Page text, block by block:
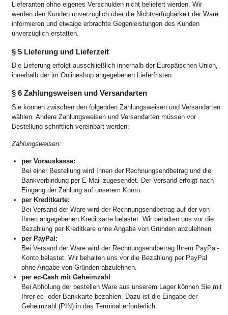
Lieferanten ohne eigenes Verschulden nicht beliefert werden. Wir
werden den Kunden unverzüglich über die Nichtverfügbarkeit der Ware
informieren und etwaige erbrachte Gegenleistungen des Kunden
unverzüglich erstatten.
§ 5 Lieferung und Lieferzeit
Die Lieferung erfolgt ausschließlich innerhalb der Europäischen Union,
innerhalb der im Onlineshop angegebenen Lieferfristen.
§ 6 Zahlungsweisen und Versandarten
Sie können zwischen den folgenden Zahlungsweisen und Versandarten
wählen. Andere Zahlungsweisen und Versandarten müssen vor
Bestellung schriftlich vereinbart werden:
Zahlungsweisen:
per Vorauskasse:
Bei einer Bestellung wird Ihnen der Rechnungsendbetrag und die
Bankverbindung per E-Mail zugesendet. Der Versand erfolgt nach
Eingang der Zahlung auf unserem Konto.
per Kreditkarte:
Bei Versand der Ware wird der Rechnungsendbetrag auf der von
Ihnen angegebenen Kreditkarte belastet. Wir behalten uns vor die
Bezahlung per Kreditkare ohne Angabe von Gründen abzulehnen.
per PayPal:
Bei Versand der Ware wird der Rechnungsendbetrag Ihrem PayPal-
Konto belastet. Wir behalten uns vor die Bezahlung per PayPal
ohne Angabe von Gründen abzulehnen.
per ec-Cash mit Geheimzahl
Bei Abholung der bestellen Ware aus unserem Lager können Sie mit
Ihrer ec- oder Bankkarte bezahlen. Dazu ist die Eingabe der
Geheimzahl (PIN) in das Terminal erforderlich.